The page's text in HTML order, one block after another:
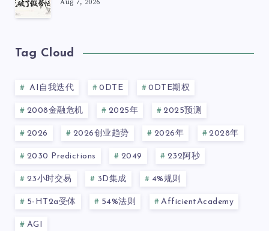
Aug 7, 2026
Tag Cloud
AI自我迭代 0DTE 0DTE期权
2008金融危机 2025年 2025预测
2026 2026创业趋势 2026年 2028年
2030 Predictions 2049 232阿秒
23小时交易 3D集成 4%规则
5-HT2a受体 54%法则 AfficientAcademy
AGI